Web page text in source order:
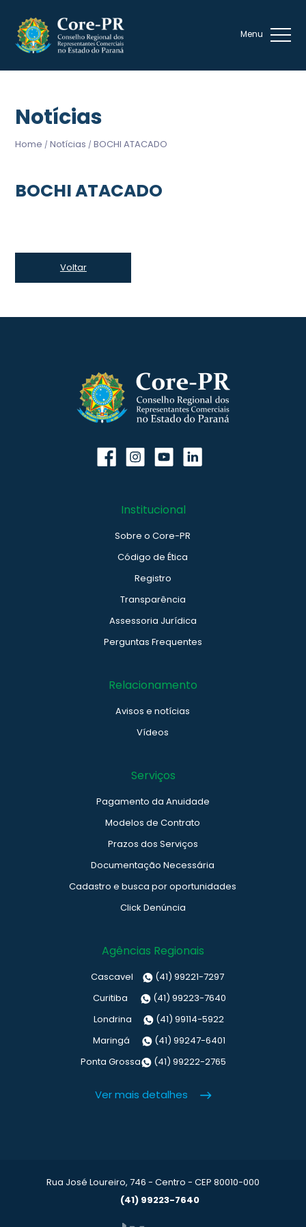
Notícias
Home / Notícias / BOCHI ATACADO
BOCHI ATACADO
Voltar
Institucional
Sobre o Core-PR
Código de Ética
Registro
Transparência
Assessoria Jurídica
Perguntas Frequentes
Relacionamento
Avisos e notícias
Vídeos
Serviços
Pagamento da Anuidade
Modelos de Contrato
Prazos dos Serviços
Documentação Necessária
Cadastro e busca por oportunidades
Click Denúncia
Agências Regionais
Cascavel
(41) 99221-7297
Curitiba
(41) 99223-7640
Londrina
(41) 99114-5922
Maringá
(41) 99247-6401
Ponta Grossa
(41) 99222-2765
Ver mais detalhes
Rua José Loureiro, 746 - Centro - CEP 80010-000
(41) 99223-7640